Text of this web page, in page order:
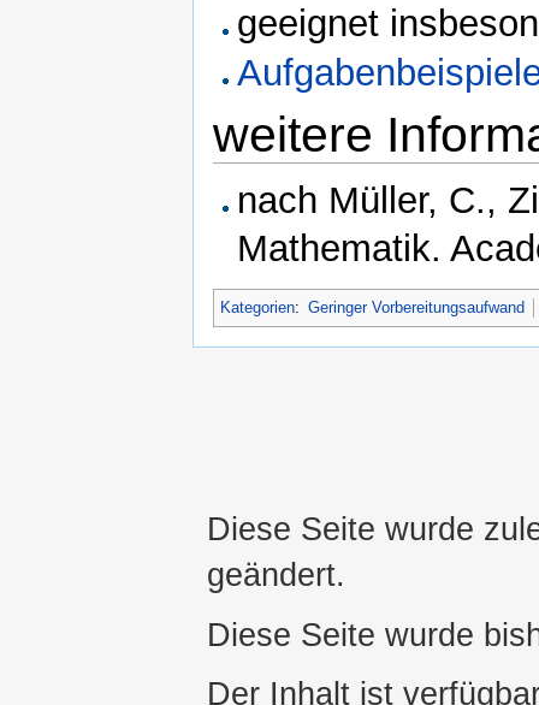
geeignet
weitere
nach Müller, C.,
Mathematik.
Kategorien: Geringer Vorbereitungsaufwand
Diese Seite wurde
geändert.
Diese Seite wurde
Der Inhalt ist